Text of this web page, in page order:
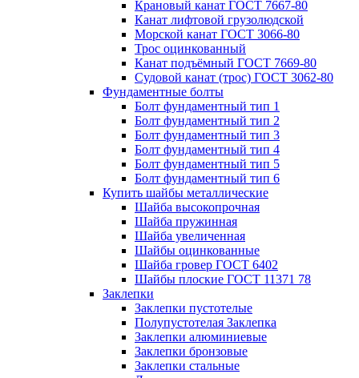
Крановый канат ГОСТ 7667-80
Канат лифтовой грузолюдской
Морской канат ГОСТ 3066-80
Трос оцинкованный
Канат подъёмный ГОСТ 7669-80
Судовой канат (трос) ГОСТ 3062-80
Фундаментные болты
Болт фундаментный тип 1
Болт фундаментный тип 2
Болт фундаментный тип 3
Болт фундаментный тип 4
Болт фундаментный тип 5
Болт фундаментный тип 6
Купить шайбы металлические
Шайба высокопрочная
Шайба пружинная
Шайба увеличенная
Шайбы оцинкованные
Шайба гровер ГОСТ 6402
Шайбы плоские ГОСТ 11371 78
Заклепки
Заклепки пустотелые
Полупустотелая Заклепка
Заклепки алюминиевые
Заклепки бронзовые
Заклепки стальные